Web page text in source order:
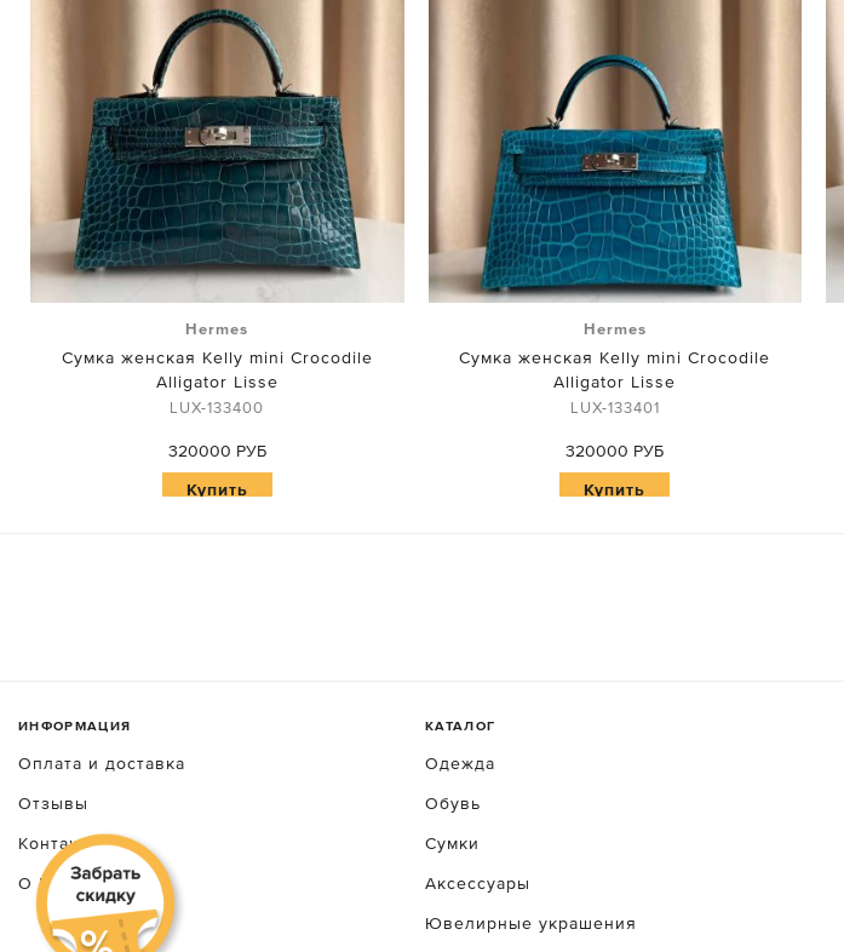
Hermes
Сумка женская Kelly mini Crocodile
Alligator Lisse
LUX-133400
320000 РУБ
Купить
Hermes
Сумка женская Kelly mini Crocodile
Alligator Lisse
LUX-133401
320000 РУБ
Купить
ИНФОРМАЦИЯ
Оплата и доставка
Отзывы
Контакты
О luxecrime
КАТАЛОГ
Одежда
Обувь
Сумки
Аксессуары
Ювелирные украшения